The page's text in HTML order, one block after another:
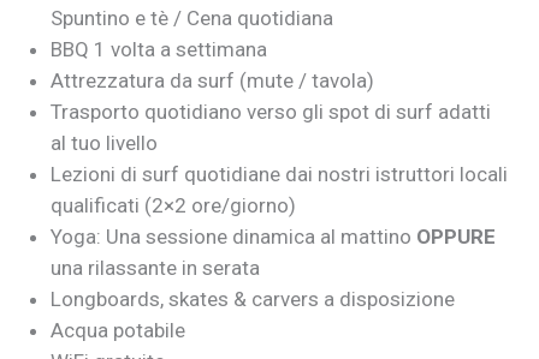
Spuntino e tè / Cena quotidiana
BBQ 1 volta a settimana
Attrezzatura da surf (mute / tavola)
Trasporto quotidiano verso gli spot di surf adatti
al tuo livello
Lezioni di surf quotidiane dai nostri istruttori locali
qualificati (2×2 ore/giorno)
Yoga: Una sessione dinamica al mattino OPPURE
una rilassante in serata
Longboards, skates & carvers a disposizione
Acqua potabile